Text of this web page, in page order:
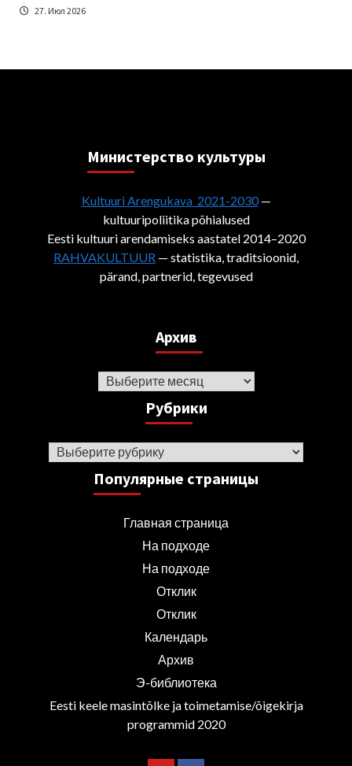
27. Июл 2026
Министерствo культуры
Kultuuri Arengukava 2021-2030—
kultuuripoliitika põhialused
Eesti kultuuri arendamiseks aastatel 2014–2020
RAHVAKULTUUR — statistika, traditsioonid,
pärand, partnerid, tegevused
Архив
Архив
Рубрики
Рубрики
Популярные страницы
Главная страница
На подходе
На подходе
Отклик
Отклик
Календарь
Архив
Э-библиотека
Eesti keele masintõlke ja toimetamise/õigekirja
programmid 2020